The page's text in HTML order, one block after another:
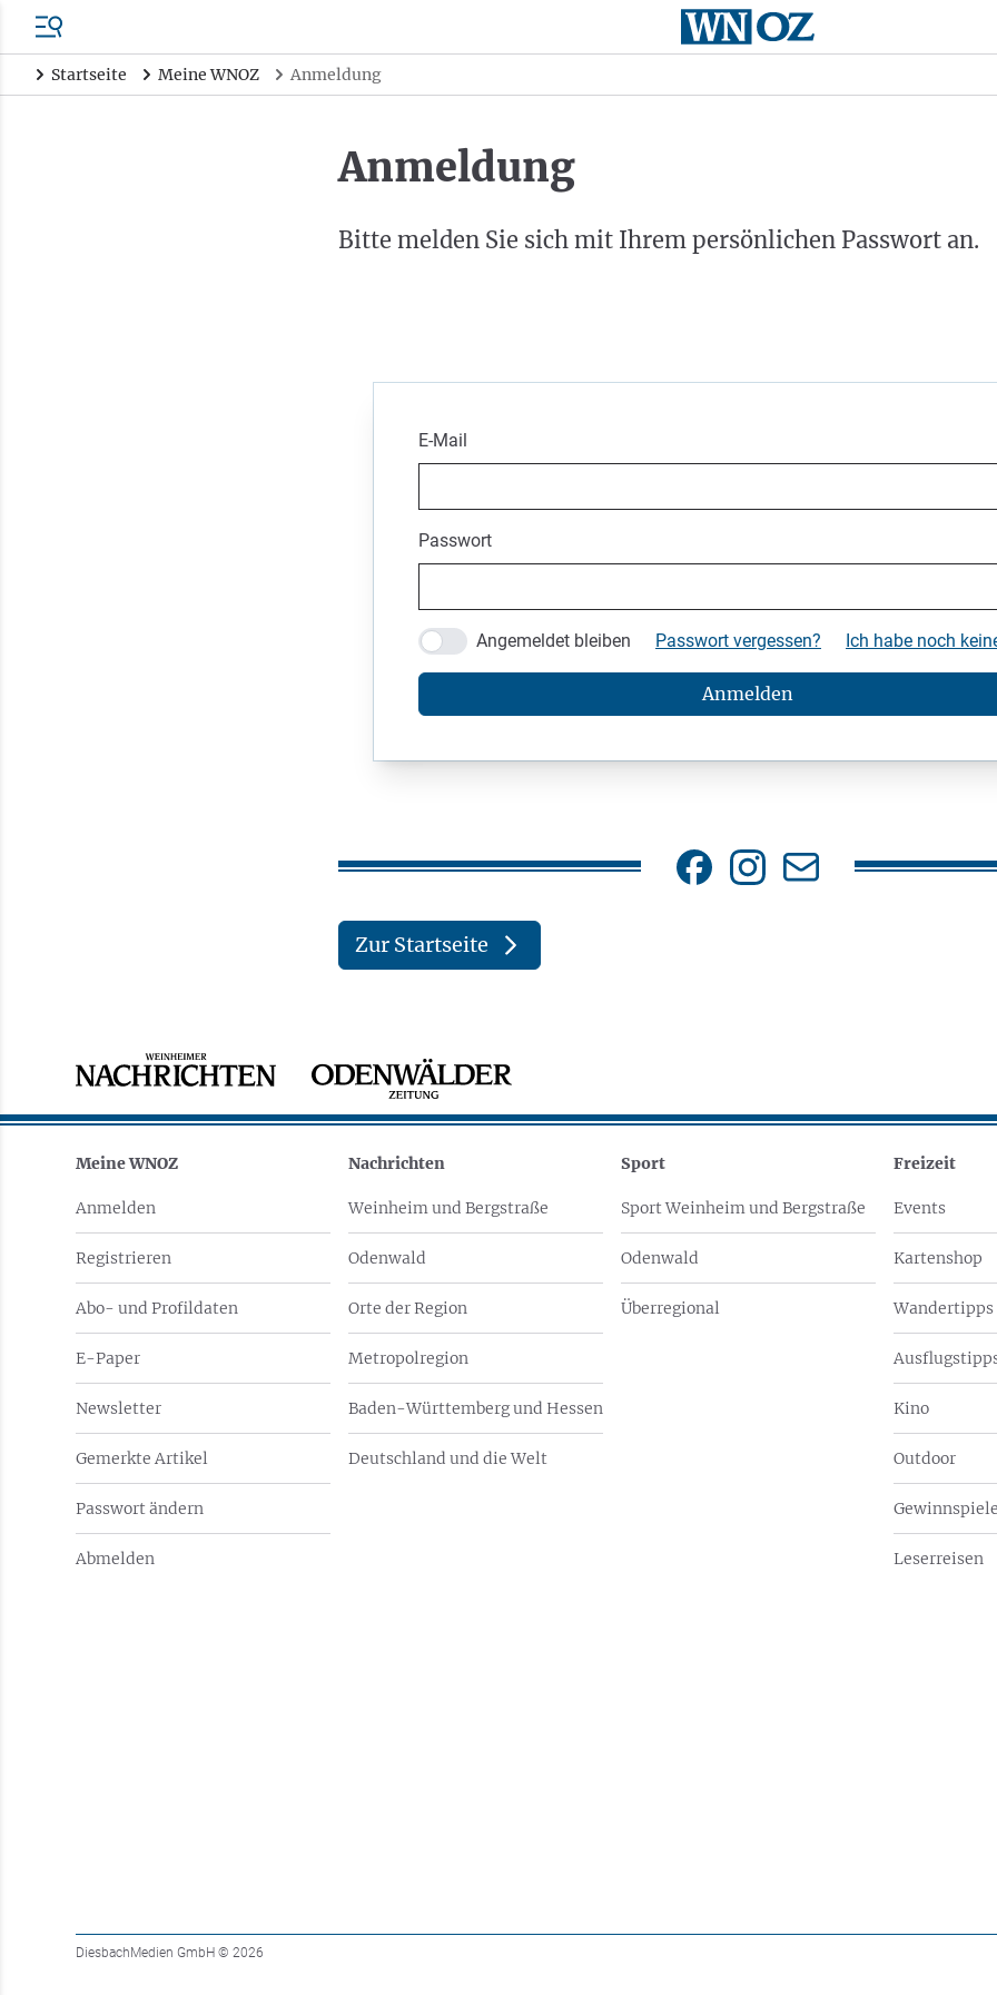
Startseite Meine WNOZ Anmeldung
Anmeldung
Bitte melden Sie sich mit Ihrem persönlichen Passwort an.
E-Mail
Passwort
Angemeldet bleiben Passwort vergessen? Ich habe noch
Anmelden
Zur Startseite
Meine WNOZ
Anmelden
Registrieren
Abo- und Profildaten
E-Paper
Newsletter
Gemerkte Artikel
Passwort ändern
Abmelden
Nachrichten
Weinheim und Bergstraße
Odenwald
Orte der Region
Metropolregion
Baden-Württemberg und Hessen
Deutschland und die Welt
Sport
Sport Weinheim und Bergstraße
Odenwald
Überregional
Freizeit
Events
Kartenshop
Wandertipps
Kino
Outdoor
Gewinnspiele
Leserreisen
DiesbachMedien GmbH © 2026